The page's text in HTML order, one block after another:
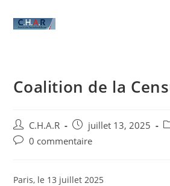
Coalition de la
C.H.A.R juillet 13, 2025
0 commentaire
Paris, le 13 juillet 2025